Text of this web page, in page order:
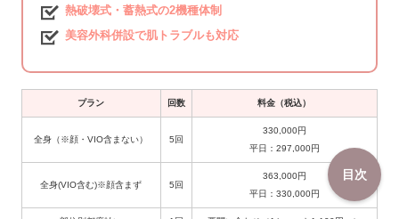
熱破壊式・蓄熱式の2機種体制
美容外科併設で肌トラブルも対応
プラン 回数 料金（税込）
全身（※顔・VIO含まない） 5回
330,000円
平日：297,000円
全身(VIO含む)※顔含まず 5回
363,000円
平日：330,000円
目次